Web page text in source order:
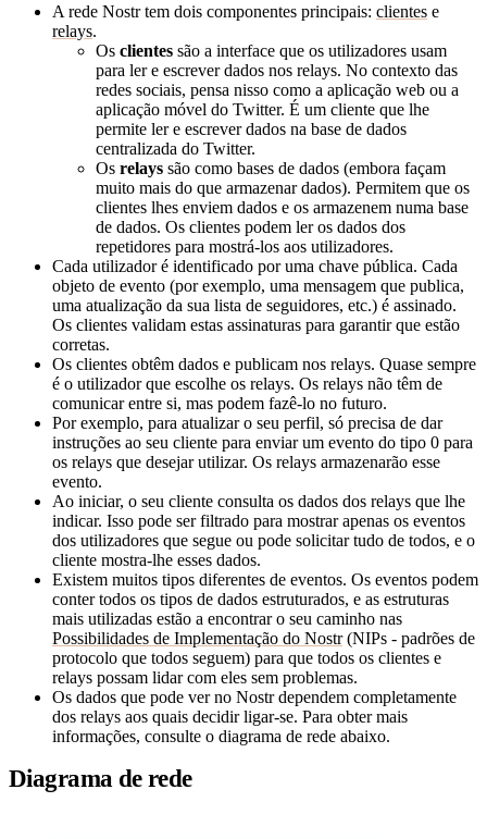
A rede Nostr tem dois componentes principais: clientes e
relays.
Os clientes são a interface que os utilizadores usam
para ler e escrever dados nos relays. No contexto das
redes sociais, pensa nisso como a aplicação web ou a
aplicação móvel do Twitter. É um cliente que lhe
permite ler e escrever dados na base de dados
centralizada do Twitter.
Os relays são como bases de dados (embora façam
muito mais do que armazenar dados). Permitem que os
clientes lhes enviem dados e os armazenem numa base
de dados. Os clientes podem ler os dados dos
repetidores para mostrá-los aos utilizadores.
Cada utilizador é identificado por uma chave pública. Cada
objeto de evento (por exemplo, uma mensagem que publica,
uma atualização da sua lista de seguidores, etc.) é assinado.
Os clientes validam estas assinaturas para garantir que estão
corretas.
Os clientes obtêm dados e publicam nos relays. Quase sempre
é o utilizador que escolhe os relays. Os relays não têm de
comunicar entre si, mas podem fazê-lo no futuro.
Por exemplo, para atualizar o seu perfil, só precisa de dar
instruções ao seu cliente para enviar um evento do tipo 0 para
os relays que desejar utilizar. Os relays armazenarão esse
evento.
Ao iniciar, o seu cliente consulta os dados dos relays que lhe
indicar. Isso pode ser filtrado para mostrar apenas os eventos
dos utilizadores que segue ou pode solicitar tudo de todos, e o
cliente mostra-lhe esses dados.
Existem muitos tipos diferentes de eventos. Os eventos podem
conter todos os tipos de dados estruturados, e as estruturas
mais utilizadas estão a encontrar o seu caminho nas
Possibilidades de Implementação do Nostr(NIPs - padrões de
protocolo que todos seguem) para que todos os clientes e
relays possam lidar com eles sem problemas.
Os dados que pode ver no Nostr dependem completamente
dos relays aos quais decidir ligar-se. Para obter mais
informações, consulte o diagrama de rede abaixo.
Diagrama de rede